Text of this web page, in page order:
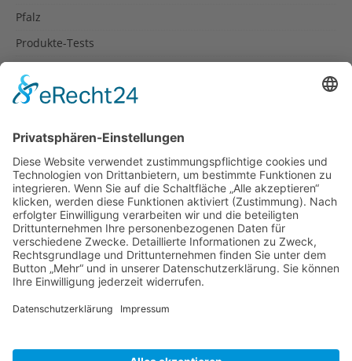
Pfalz
Produkte-Tests
Rezepte
Spanien
Südtirol
USA
Weihnachten
Weihnachtstexte
Datenschutzerklärung
Impressum
Cookie-Einstellungen